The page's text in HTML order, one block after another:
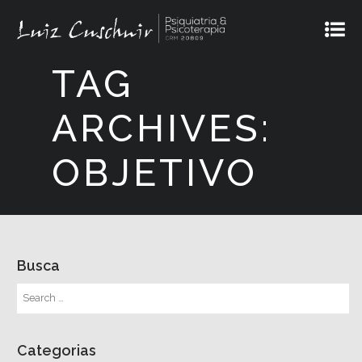
TAG
ARCHIVES:
OBJETIVO
Busca
Categorias